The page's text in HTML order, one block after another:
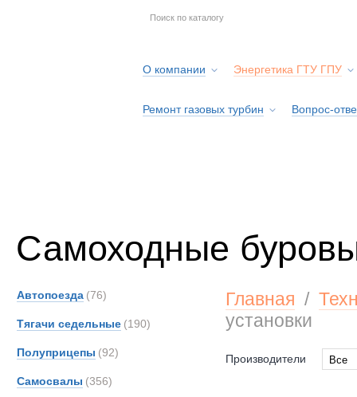
О компании Энергетика ГТУ ГПУ
Ремонт газовых турбин Вопрос-
Самоходные
Автопоезда (76)
Тягачи седельные (190)
Полуприцепы (92)
Самосвалы (356)
Главная /
установки
Производители
Все